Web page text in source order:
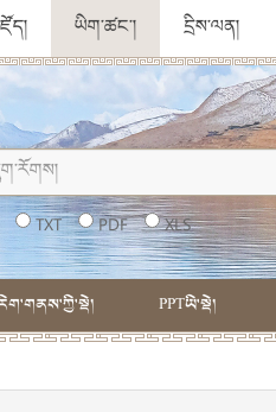
ཡིག་ཚང་། དྲིས་ལན།
TXT PDF XLS
PPTཡི་སྡེ།